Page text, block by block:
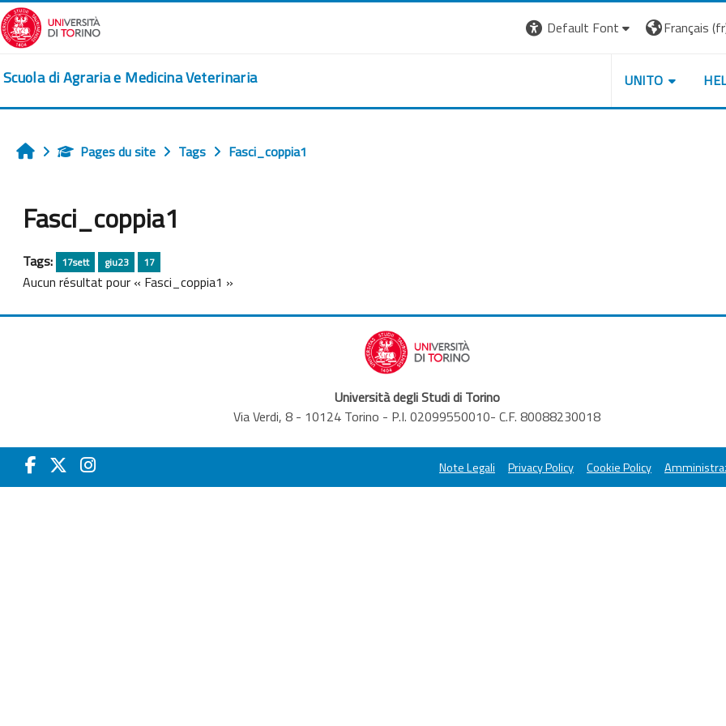
Passer au contenu principal
Default Font Français
Scuola di Agraria e Medicina Veterinaria UNITO
AccueilPages du site Tags Fasci_coppia1
Fasci_coppia1
Tags: 17sett giu23 17
Aucun résultat pour « Fasci_coppia1 »
Università degli Studi di Torino
Via Verdi, 8 - 10124 Torino - P.I. 02099550010- C.F. 80088230018
Note Legali Privacy Policy Cookie Policy